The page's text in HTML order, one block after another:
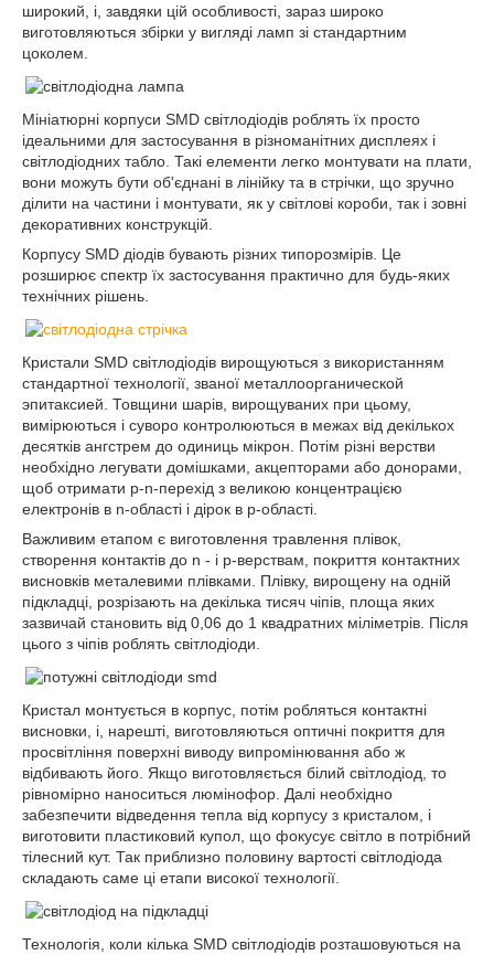
широкий, і, завдяки цій особливості, зараз широко
виготовляються збірки у вигляді ламп зі стандартним
цоколем.
Мініатюрні корпуси SMD світлодіодів роблять їх просто
ідеальними для застосування в різноманітних дисплеях і
світлодіодних табло. Такі елементи легко монтувати на плати,
вони можуть бути об'єднані в лінійку та в стрічки, що зручно
ділити на частини і монтувати, як у світлові короби, так і зовні
декоративних конструкцій.
Корпусу SMD діодів бувають різних типорозмірів. Це
розширює спектр їх застосування практично для будь-яких
технічних рішень.
Кристали SMD світлодіодів вирощуються з використанням
стандартної технології, званої металлоорганической
эпитаксией. Товщини шарів, вирощуваних при цьому,
вимірюються і суворо контролюються в межах від декількох
десятків ангстрем до одиниць мікрон. Потім різні верстви
необхідно легувати домішками, акцепторами або донорами,
щоб отримати p-n-перехід з великою концентрацією
електронів в n-області і дірок в р-області.
Важливим етапом є виготовлення травлення плівок,
створення контактів до n - і р-верствам, покриття контактних
висновків металевими плівками. Плівку, вирощену на одній
підкладці, розрізають на декілька тисяч чіпів, площа яких
зазвичай становить від 0,06 до 1 квадратних міліметрів. Після
цього з чіпів роблять світлодіоди.
Кристал монтується в корпус, потім робляться контактні
висновки, і, нарешті, виготовляються оптичні покриття для
просвітління поверхні виводу випромінювання або ж
відбивають його. Якщо виготовляється білий світлодіод, то
рівномірно наноситься люмінофор. Далі необхідно
забезпечити відведення тепла від корпусу з кристалом, і
виготовити пластиковий купол, що фокусує світло в потрібний
тілесний кут. Так приблизно половину вартості світлодіода
складають саме ці етапи високої технології.
Технологія, коли кілька SMD світлодіодів розташовуються на